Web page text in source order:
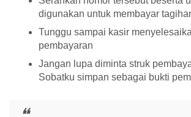
digunakan untuk membayar
Tunggu sampai kasir
pembayaran
Jangan lupa diminta struk
Sobatku simpan sebagai bukti